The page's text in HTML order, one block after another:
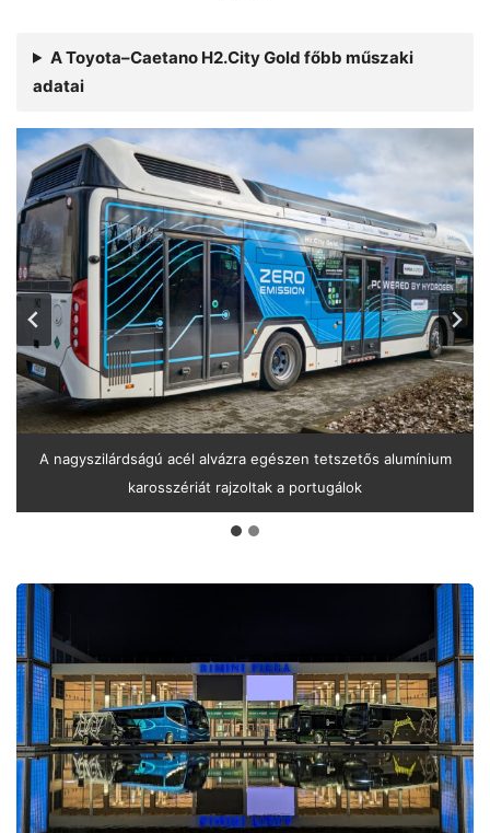
A Toyota–Caetano H2.City Gold főbb műszaki
adatai
A nagyszilárdságú acél alvázra egészen tetszetős alumínium
karosszériát rajzoltak a portugálok
IBE
Intermobility
Future
Ways
2026:
Bus
of
the
Year